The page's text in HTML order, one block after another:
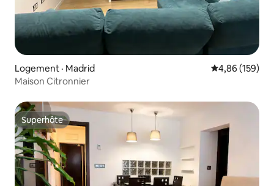
Logement · Madrid Note
4,86 (159)
Maison Citronnier
Superhôte
Superhôte